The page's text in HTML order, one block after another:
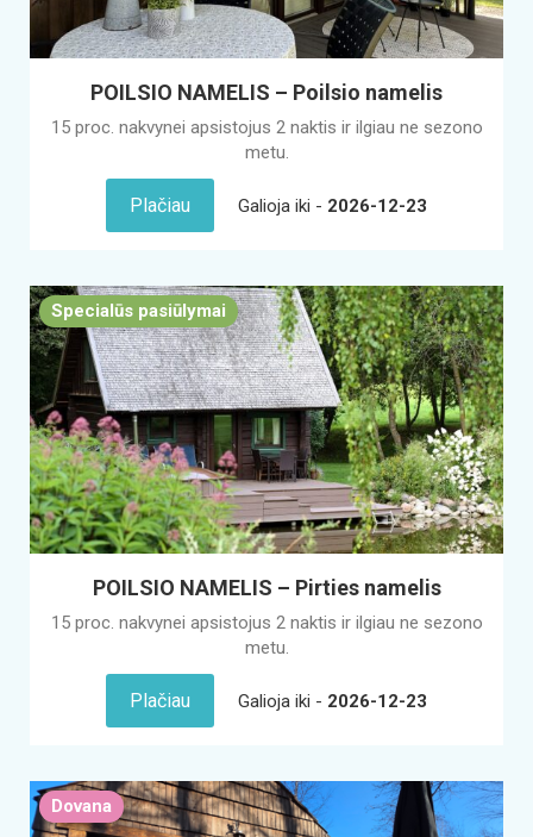
POILSIO NAMELIS – Poilsio namelis
15 proc. nakvynei apsistojus 2 naktis ir ilgiau ne sezono
metu.
Plačiau Galioja iki - 2026-12-23
Specialūs pasiūlymai
POILSIO NAMELIS – Pirties namelis
15 proc. nakvynei apsistojus 2 naktis ir ilgiau ne sezono
metu.
Plačiau Galioja iki - 2026-12-23
Dovana